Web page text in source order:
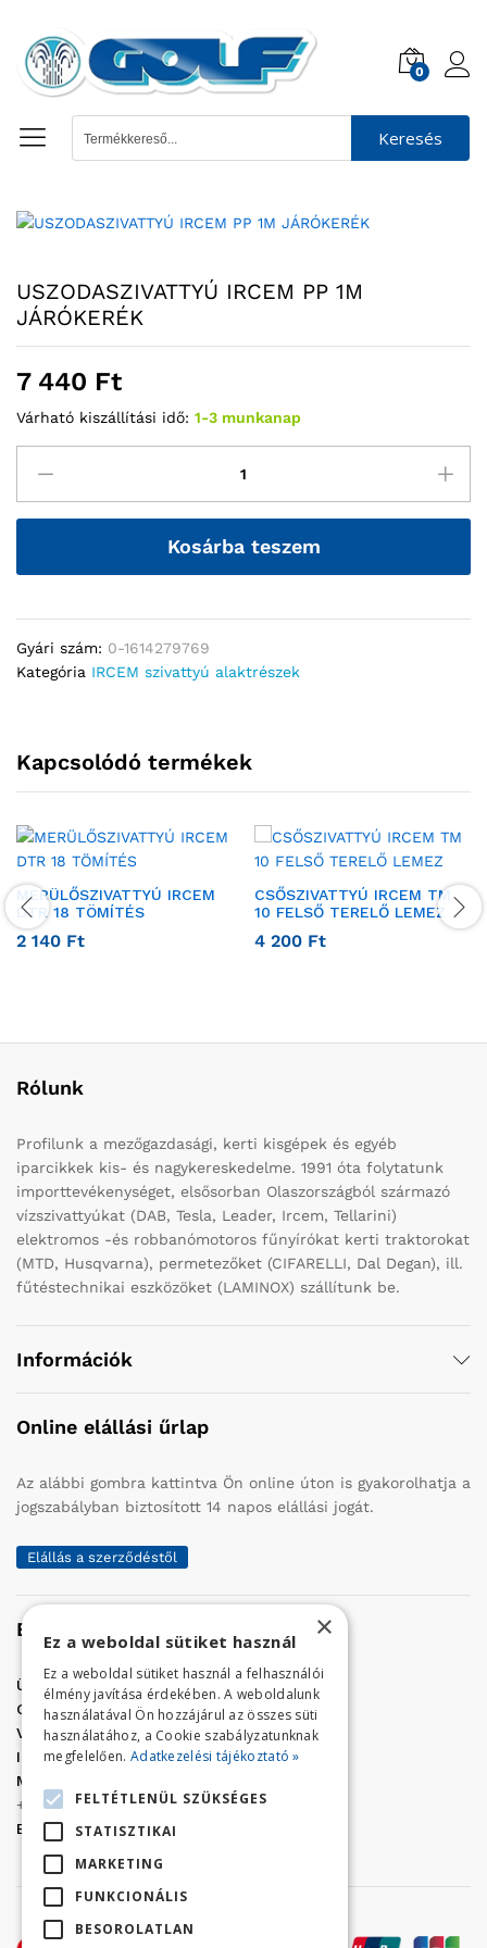
0
Keresés
USZODASZIVATTYÚ IRCEM PP 1M
JÁRÓKERÉK
7 440 Ft
Várható kiszállítási idő: 1-3 munkanap
Kosárba teszem
Gyári szám: 0-1614279769
Kategória IRCEM szivattyú alaktrészek
Kapcsolódó termékek
MERÜLŐSZIVATTYÚ IRCEM
DTR 18 TÖMÍTÉS
2 140 Ft
CSŐSZIVATTYÚ IRCEM TM
10 FELSŐ TERELŐ LEMEZ
4 200 Ft
Rólunk
Profilunk a mezőgazdasági, kerti kisgépek és egyéb
iparcikkek kis- és nagykereskedelme. 1991 óta folytatunk
importtevékenységet, elsősorban Olaszországból származó
vízszivattyúkat (DAB, Tesla, Leader, Ircem, Tellarini)
elektromos -és robbanómotoros fűnyírókat kerti traktorokat
(MTD, Husqvarna), permetezőket (CIFARELLI, Dal Degan), ill.
fűtéstechnikai eszközöket (LAMINOX) szállítunk be.
Információk
Online elállási űrlap
Az alábbi gombra kattintva Ön online úton is gyakorolhatja a
jogszabályban biztosított 14 napos elállási jogát.
Elállás a szerződéstől
Elérhetőség
Üzletünk címe:
Szolnok, Vércse út 17.
Golf Center Áruház:06 (56) 423-324
VÁR-Kert Áruház: 06 (56) 429-771
Iroda:06 (56) 421-857
Megrendelés, termék információ:
+36 (70) 938-3356
E-mail:
golfaruhaz@gmail.com
×
Ez a weboldal sütiket használ
Ez a weboldal sütiket használ a felhasználói
élmény javítása érdekében. A weboldalunk
használatával Ön hozzájárul az összes süti
használatához, a Cookie szabályzatunknak
megfelelően. Adatkezelési tájékoztató »
FELTÉTLENÜL SZÜKSÉGES
STATISZTIKAI
MARKETING
FUNKCIONÁLIS
BESOROLATLAN